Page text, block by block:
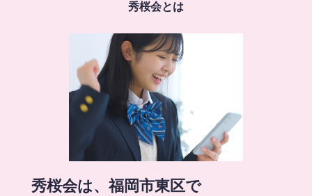
秀桜会とは
秀桜会は、福岡市東区で